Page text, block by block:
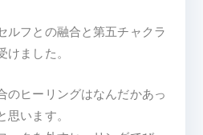
ルフとの融合と第五チャクラ
ました。
のヒーリングはなんだかあっ
います。